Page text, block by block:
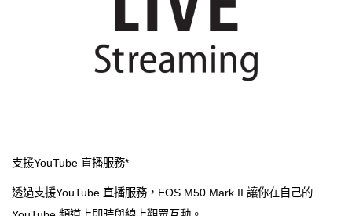
支援YouTube 直播服務*
透過支援YouTube 直播服務，EOS M50 Mark II 讓你在自己的